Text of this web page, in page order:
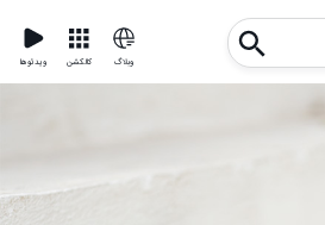
ویدئوها کالکشن وبلاگ